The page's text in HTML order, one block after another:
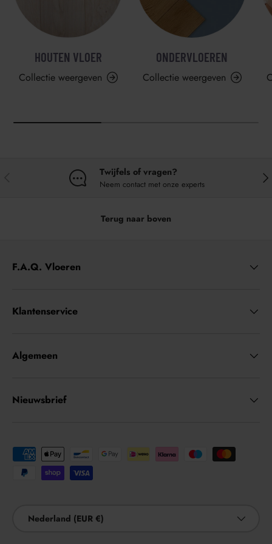
HOUTEN VLOER
Collectie weergeven
ONDERVLOEREN
Collectie weergeven
Twijfels of vragen?
Neem contact met onze experts
Terug naar boven
F.A.Q. Vloeren
Klantenservice
Algemeen
Nieuwsbrief
Geaccepteerde betaalmethoden
Nederland (EUR €)